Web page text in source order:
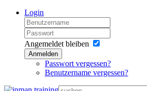
Login
Angemeldet bleiben
Anmelden
Passwort vergessen?
Benutzername vergessen?